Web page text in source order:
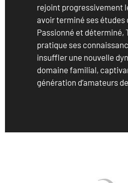
rejoint progressivement
avoir terminé ses études
Passionné et déterminé,
pratique ses
insuffler une nouvelle
domaine familial,
génération d’amateurs